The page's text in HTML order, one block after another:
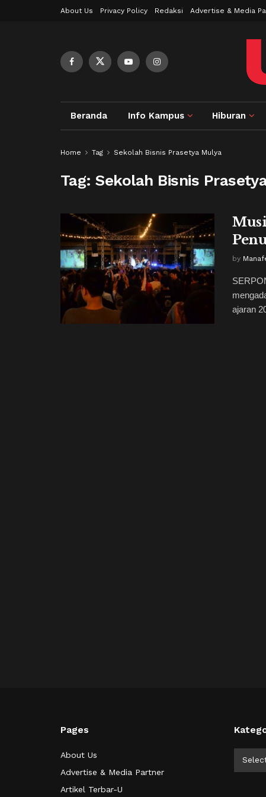
About Us Privacy Policy Redaksi Advertise & Media
Beranda Info Kampus Hiburan
Home Tag Sekolah Bisnis Prasetya Mulya
Tag:Sekolah Bisnis
by
ajaran
Pages
About Us
Advertise & Media Partner
Artikel Terbar-U